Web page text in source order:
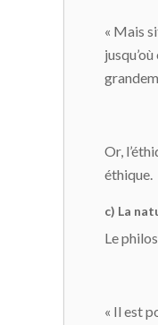
« Mais
Or,
éthique.
c) La
Le
« Il est